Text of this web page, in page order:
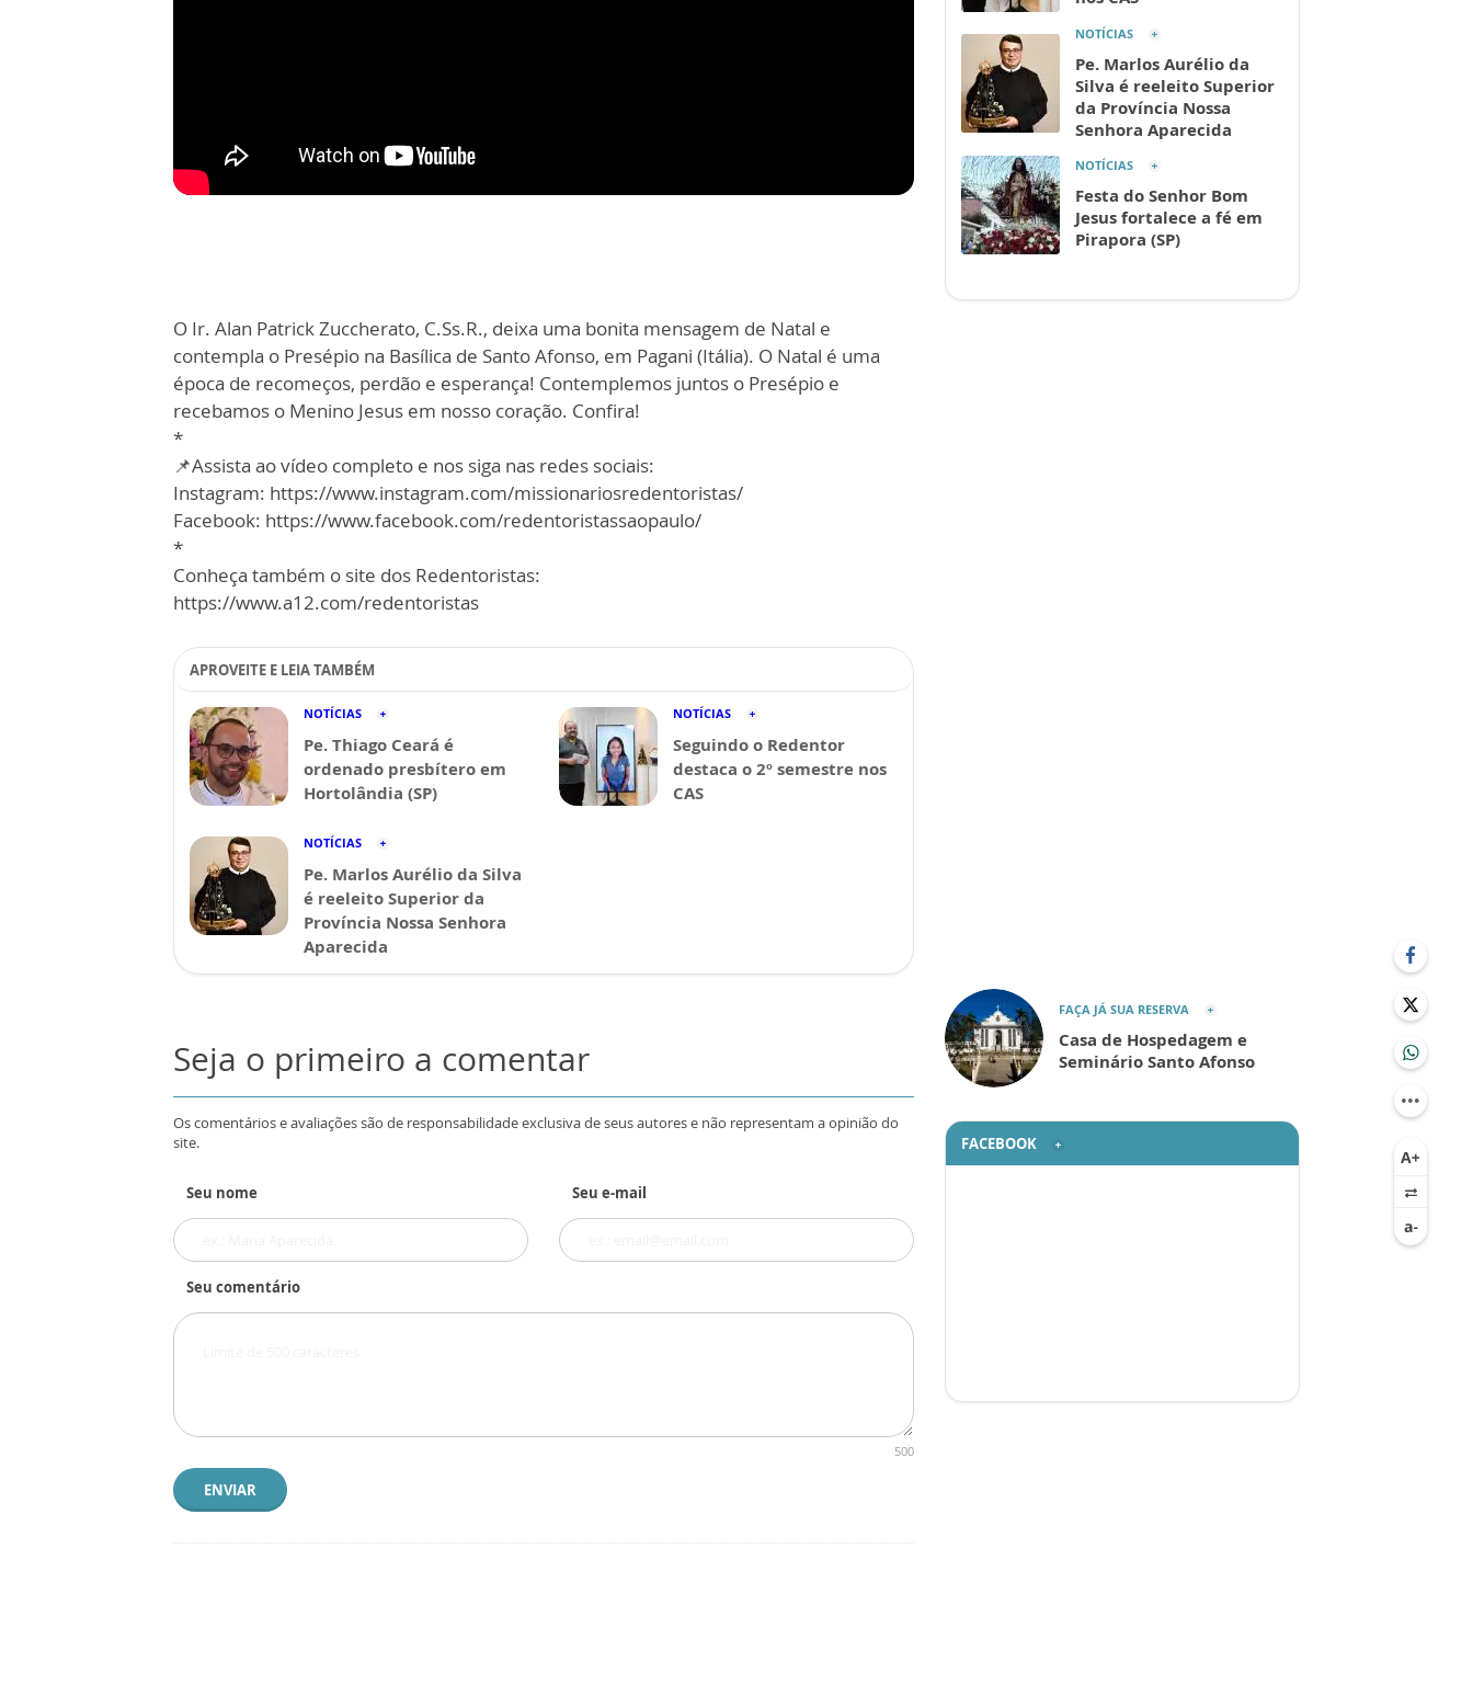
O Ir. Alan Patrick Zuccherato, C.Ss.R., deixa uma bonita mensagem de Natal e
contempla o Presépio na Basílica de Santo Afonso, em Pagani (Itália). O Natal é uma
época de recomeços, perdão e esperança! Contemplemos juntos o Presépio e
recebamos o Menino Jesus em nosso coração. Confira!
*
📌Assista ao vídeo completo e nos siga nas redes sociais:
Instagram: https://www.instagram.com/missionariosredentoristas/
Facebook: https://www.facebook.com/redentoristassaopaulo/
*
Conheça também o site dos Redentoristas:
https://www.a12.com/redentoristas
APROVEITE E LEIA TAMBÉM
NOTÍCIAS
Pe. Thiago Ceará é
ordenado presbítero em
Hortolândia (SP)
NOTÍCIAS
Seguindo o Redentor
destaca o 2º semestre nos
CAS
NOTÍCIAS
Pe. Marlos Aurélio da Silva
é reeleito Superior da
Província Nossa Senhora
Aparecida
Seja o primeiro a comentar
Os comentários e avaliações são de responsabilidade exclusiva de seus autores e não representam a opinião do
site.
Seu nome Seu e-mail
Seu comentário
500
ENVIAR
FAÇA JÁ SUA RESERVA
Casa de Hospedagem e
Seminário Santo Afonso
NOTÍCIAS
Pe. Marlos Aurélio da
Silva é reeleito Superior
da Província Nossa
Senhora Aparecida
NOTÍCIAS
Festa do Senhor Bom
Jesus fortalece a fé em
Pirapora (SP)
FACEBOOK